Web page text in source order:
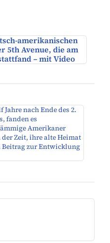
amerikanischen
5th Avenue, die am
– mit Video
Jahre nach Ende des 2.
fanden es
Amerikaner
Zeit, ihre alte Heimat
zur Entwicklung